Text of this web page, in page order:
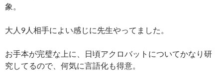
象。
大人9人相手によい感じに先生やってました。
お手本が完璧な上に、日頃アクロバットについてかなり研
究してるので、何気に言語化も得意。